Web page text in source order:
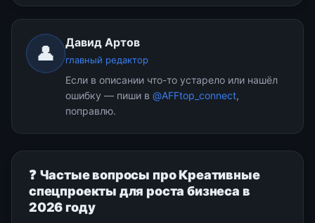
👤 Давид Артов
главный редактор
Если в описании что-то устарело или нашёл
ошибку — пиши в @AFFtop_connect,
поправлю.
❓ Частые вопросы про Креативные
спецпроекты для роста бизнеса в
2026 году